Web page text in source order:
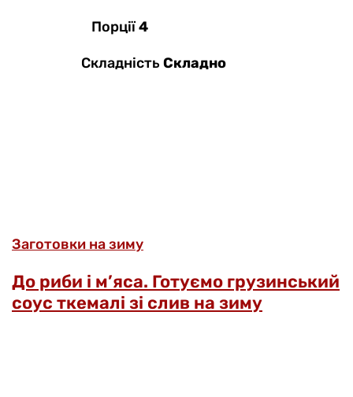
Порції4
Складність Складно
Заготовки на зиму
До риби і м’яса. Готуємо грузинський
соус ткемалі зі слив на зиму